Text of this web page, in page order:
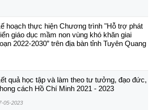
hoạch thực hiện Chương trình "Hỗ trợ phát
giáo dục mầm non vùng khó khăn giai
2022-2030” trên địa bàn tỉnh Tuyên Quang
quả học tập và làm theo tư tưởng, đạo đức,
cách Hồ Chí Minh 2021 - 2023
05-2023